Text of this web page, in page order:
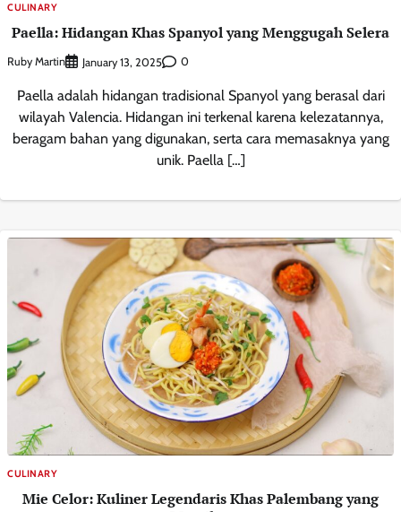
CULINARY
Paella: Hidangan Khas Spanyol yang Menggugah Selera
Ruby Martin January 13, 2025 0
Paella adalah hidangan tradisional Spanyol yang berasal dari
wilayah Valencia. Hidangan ini terkenal karena kelezatannya,
beragam bahan yang digunakan, serta cara memasaknya yang
unik. Paella […]
CULINARY
Mie Celor: Kuliner Legendaris Khas Palembang yang